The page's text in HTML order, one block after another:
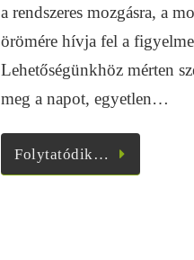
a rendszeres mozgásra, a
örömére hívja fel a
Lehetőségünkhöz mérten
meg a napot, egyetlen…
Folytatódik…